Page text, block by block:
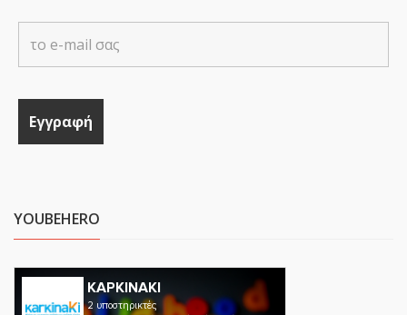
YOUBEHERO